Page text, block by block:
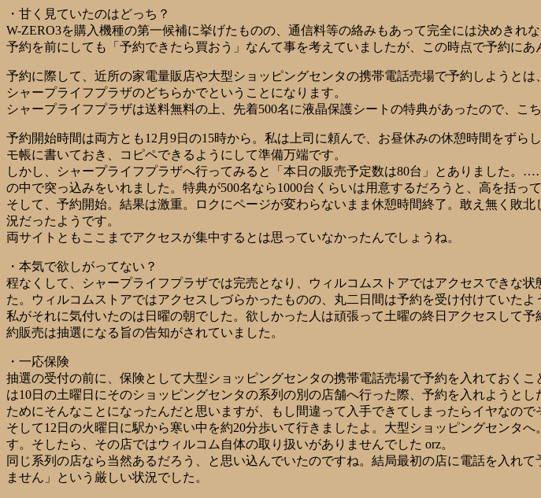
・甘く見ていたのはどっち？
W-ZERO3を購入機種の第一候補に挙げたものの、通信料等の絡みもあって完全には決めきれな
予約を前にしても「予約できたら買おう」なんて事を考えていましたが、この時点で予約にあ
予約に際して、近所の家電量販店や大型ショッピングセンタの携帯電話売場で予約しようと
シャープライフプラザのどちらかでということになります。
シャープライフプラザは送料無料の上、先着500名に液晶保護シートの特典があったので、こ
予約開始時間は両方とも12月9日の15時から。私は上司に頼んで、お昼休みの休憩時間をず
モ帳に書いておき、コピペできるようにして準備万端です。
しかし、シャープライフプラザへ行ってみると「本日の販売予定数は80台」とありました
の中で突っ込みをいれました。特典が500名なら1000台くらいは用意するだろうと、高を括って
そして、予約開始。結果は激重。ロクにページが変わらないまま休憩時間終了。敢え無く敗
況だったようです。
両サイトともここまでアクセスが集中するとは思っていなかったんでしょうね。
・本気で欲しがってない？
程なくして、シャープライフプラザでは完売となり、ウィルコムストアではアクセスできな
た。ウィルコムストアではアクセスしづらかったものの、丸二日間は予約を受け付けていたよ
私がそれに気付いたのは日曜の朝でした。欲しかった人は頑張って土曜の終日アクセスして
約販売は抽選になる旨の告知がされていました。
・一応保険
抽選の受付の前に、保険として大型ショッピングセンタの携帯電話売場で予約を入れておく
は10日の土曜日にそのショッピングセンタの系列の別の店舗へ行った際、予約を入れようと
ためにそんなことになったんだと思いますが、もし間違って入手できてしまったらイヤなので
そして12日の火曜日に駅から寒い中を約20分歩いて行きましたよ。大型ショッピングセンタ
す。そしたら、その店ではウィルコム自体の取り扱いがありませんでした orz。
同じ系列の店なら当然あるだろう、と思い込んでいたのですね。結局最初の店に電話を入れ
ません」という厳しい状況でした。